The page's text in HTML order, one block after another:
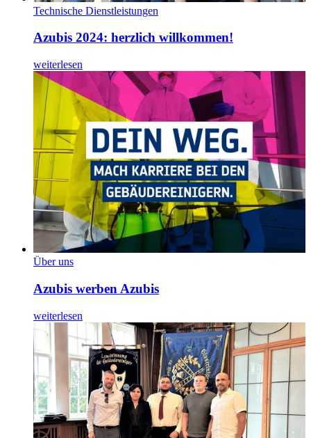
Technische Dienstleistungen
Azubis 2024: herzlich willkommen!
weiterlesen
Über uns
Azubis werben Azubis
weiterlesen